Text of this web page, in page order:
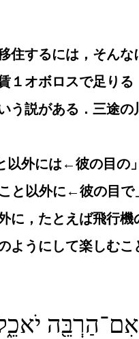
住するには，そんな
１オボロスで足り
う説がある．三途
以外には←彼の目の
と以外に←彼の目で
に，たとえば飛行
ようにして楽しむ